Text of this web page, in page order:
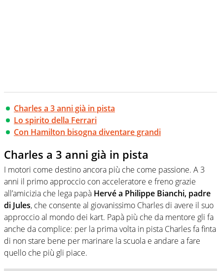
Charles a 3 anni già in pista
Lo spirito della Ferrari
Con Hamilton bisogna diventare grandi
Charles a 3 anni già in pista
I motori come destino ancora più che come passione. A 3
anni il primo approccio con acceleratore e freno grazie
all’amicizia che lega papà Hervé a Philippe Bianchi, padre
di Jules, che consente al giovanissimo Charles di avere il suo
approccio al mondo dei kart. Papà più che da mentore gli fa
anche da complice: per la prima volta in pista Charles fa finta
di non stare bene per marinare la scuola e andare a fare
quello che più gli piace.